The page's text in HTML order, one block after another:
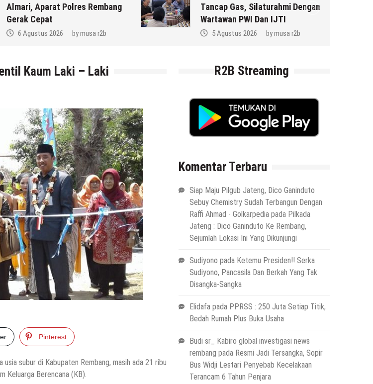
Aparat Polres Rembang
Cepat
6 Agustus 2026 bymusa r2b
Tancap Gas, Silaturahmi Dengan
Wartawan PWI Dan IJTI
5 Agustus 2026 bymusa r2b
Kaum Laki – Laki
Pinterest
usia subur di Kabupaten Rembang, masih ada 21 ribu
Keluarga Berencana (KB).
R2B Streaming
Komentar Terbaru
Siap Maju Pilgub Jateng, Dico Ganinduto
Sebuy Chemistry Sudah Terbangun Dengan
Raffi Ahmad - Golkarpedia pada Pilkada
Jateng : Dico Ganinduto Ke Rembang,
Sejumlah Lokasi Ini Yang Dikunjungi
Sudiyono pada Ketemu Presiden!! Serka
Sudiyono, Pancasila Dan Berkah Yang Tak
Disangka-Sangka
Elidafa pada PPRSS : 250 Juta Setiap Titik,
Bedah Rumah Plus Buka Usaha
Budi sr_ Kabiro global investigasi news
rembang pada Resmi Jadi Tersangka, Sopir
Bus Widji Lestari Penyebab Kecelakaan
Terancam 6 Tahun Penjara